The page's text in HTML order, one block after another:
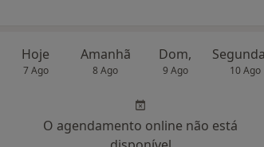
Hoje
7 Ago
Amanhã
8 Ago
Dom,
9 Ago 10 Ago
O agendamento online não está